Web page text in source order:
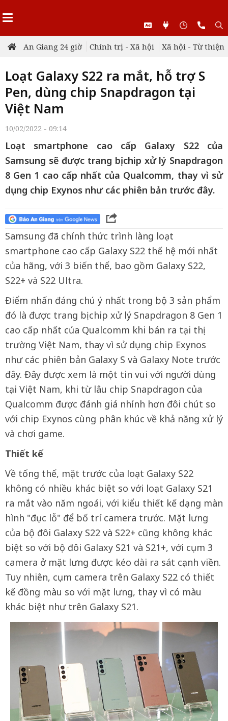
An Giang 24 giờ Chính trị - Xã hội Xã hội - Từ thiện
Loạt Galaxy S22 ra mắt, hỗ trợ S
Pen, dùng chip Snapdragon tại
Việt Nam
10/02/2022 - 09:14
Loạt smartphone cao cấp Galaxy S22 của
Samsung sẽ được trang bị chip xử lý Snapdragon
8 Gen 1 cao cấp nhất của Qualcomm, thay vì sử
dụng chip Exynos như các phiên bản trước đây.
Samsung đã chính thức trình làng loạt
smartphone cao cấp Galaxy S22 thế hệ mới nhất
của hãng, với 3 biến thể, bao gồm Galaxy S22,
S22+ và S22 Ultra.
Điểm nhấn đáng chú ý nhất trong bộ 3 sản phẩm
đó là được trang bị chip xử lý Snapdragon 8 Gen 1
cao cấp nhất của Qualcomm khi bán ra tại thị
trường Việt Nam, thay vì sử dụng chip Exynos
như các phiên bản Galaxy S và Galaxy Note trước
đây. Đây được xem là một tin vui với người dùng
tại Việt Nam, khi từ lâu chip Snapdragon của
Qualcomm được đánh giá nhỉnh hơn đôi chút so
với chip Exynos cùng phân khúc về khả năng xử lý
và chơi game.
Thiết kế
Về tổng thể, mặt trước của loạt Galaxy S22
không có nhiều khác biệt so với loạt Galaxy S21
ra mắt vào năm ngoái, với kiểu thiết kế dạng màn
hình "đục lỗ" để bố trí camera trước. Mặt lưng
của bộ đôi Galaxy S22 và S22+ cũng không khác
biệt so với bộ đôi Galaxy S21 và S21+, với cụm 3
camera ở mặt lưng được kéo dài ra sát cạnh viền.
Tuy nhiên, cụm camera trên Galaxy S22 có thiết
kế đồng màu so với mặt lưng, thay vì có màu
khác biệt như trên Galaxy S21.